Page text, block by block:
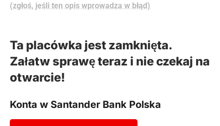
(zgłoś, jeśli ten opis wprowadza w błąd)
Ta placówka jest zamknięta.
Załatw sprawę teraz i nie czekaj na
otwarcie!
Konta w Santander Bank Polska